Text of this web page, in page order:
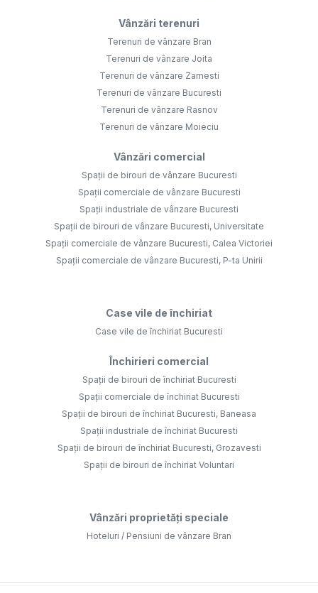
Vânzări terenuri
Terenuri de vânzare Bran
Terenuri de vânzare Joita
Terenuri de vânzare Zarnesti
Terenuri de vânzare Bucuresti
Terenuri de vânzare Rasnov
Terenuri de vânzare Moieciu
Vânzări comercial
Spații de birouri de vânzare Bucuresti
Spații comerciale de vânzare Bucuresti
Spații industriale de vânzare Bucuresti
Spații de birouri de vânzare Bucuresti, Universitate
Spații comerciale de vânzare Bucuresti, Calea Victoriei
Spații comerciale de vânzare Bucuresti, P-ta Unirii
Case vile de închiriat
Case vile de închiriat Bucuresti
Închirieri comercial
Spații de birouri de închiriat Bucuresti
Spații comerciale de închiriat Bucuresti
Spații de birouri de închiriat Bucuresti, Baneasa
Spații industriale de închiriat Bucuresti
Spații de birouri de închiriat Bucuresti, Grozavesti
Spații de birouri de închiriat Voluntari
Vânzări proprietăți speciale
Hoteluri / Pensiuni de vânzare Bran